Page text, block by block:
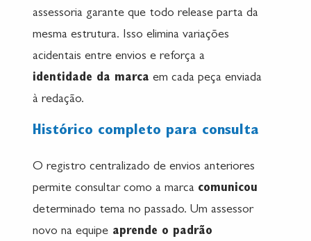
assessoria garante que todo release parta da
mesma estrutura. Isso elimina variações
acidentais entre envios e reforça a
identidade da marca em cada peça enviada
à redação.
Histórico completo para consulta
O registro centralizado de envios anteriores
permite consultar como a marca comunicou
determinado tema no passado. Um assessor
novo na equipe aprende o padrão